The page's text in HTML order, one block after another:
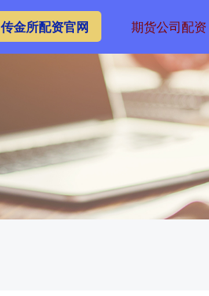
传金所配资官网 期货公司配资